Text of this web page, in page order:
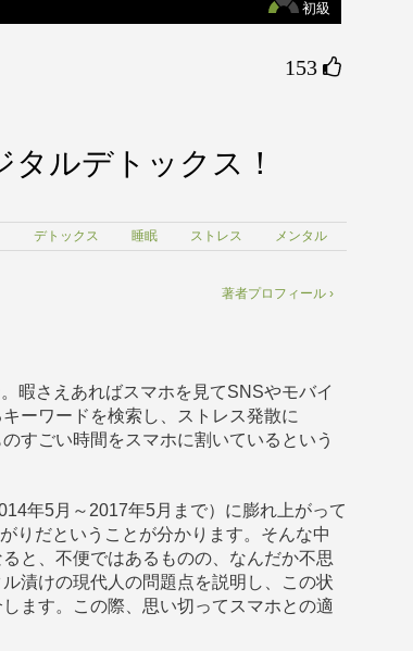
初級
153 
タルデトックス！
デトックス 睡眠 ストレス メンタル
著者プロフィール ›
暇さえあればスマホを見てSNSやモバイ
ーワードを検索し、ストレス発散に
すごい時間をスマホに割いているという
年5月～2017年5月まで）に膨れ上がって
りだということが分かります。そんな中
と、不便ではあるものの、なんだか不思
漬けの現代人の問題点を説明し、この状
ます。この際、思い切ってスマホとの適